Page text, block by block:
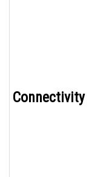
Connectivity